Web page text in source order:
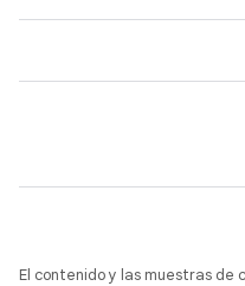
El contenido y las muestras de